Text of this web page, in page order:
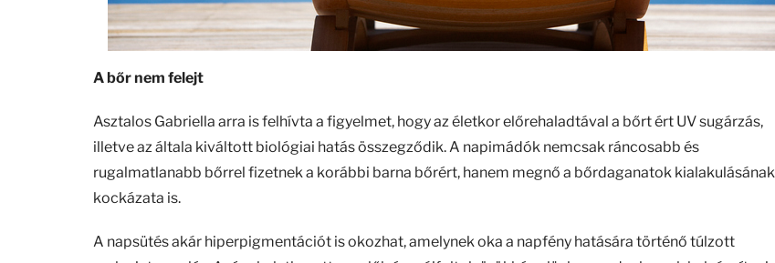
A bőr nem felejt
Asztalos Gabriella arra is felhívta a figyelmet, hogy az életkor előrehaladtával a bőrt ért UV sugárzás,
illetve az általa kiváltott biológiai hatás összegződik. A napimádók nemcsak ráncosabb és
rugalmatlanabb bőrrel fizetnek a korábbi barna bőrért, hanem megnő a bőrdaganatok kialakulásának
kockázata is.
A napsütés akár hiperpigmentációt is okozhat, amelynek oka a napfény hatására történő túlzott